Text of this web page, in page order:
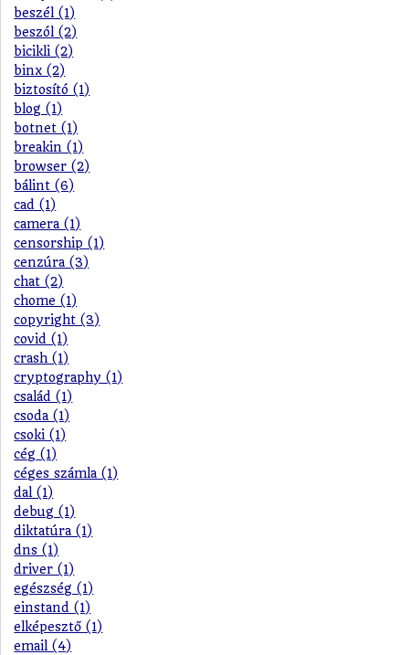
beszél (1)
beszól (2)
bicikli (2)
binx (2)
biztosító (1)
blog (1)
botnet (1)
breakin (1)
browser (2)
bálint (6)
cad (1)
camera (1)
censorship (1)
cenzúra (3)
chat (2)
chome (1)
copyright (3)
covid (1)
crash (1)
cryptography (1)
család (1)
csoda (1)
csoki (1)
cég (1)
céges számla (1)
dal (1)
debug (1)
diktatúra (1)
dns (1)
driver (1)
egészség (1)
einstand (1)
elképesztő (1)
email (4)